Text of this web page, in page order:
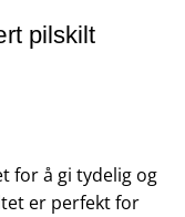
pilskilt
for å gi tydelig og
er perfekt for